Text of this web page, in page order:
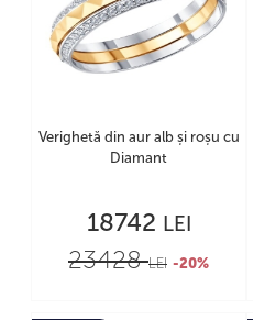
Verighetă din aur alb și roșu cu
Diamant
18742 LEI
23428LEI -20%